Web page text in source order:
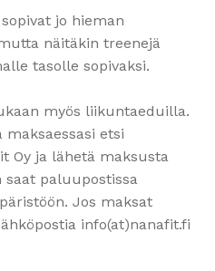
sopivat jo hieman
näitäkin treenejä
tasolle sopivaksi.
myös liikuntaeduilla.
etsi
Oy ja lähetä maksusta
paluupostissa
Jos maksat
info(at)nanafit.fi